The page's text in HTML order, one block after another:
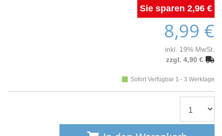
2,96 €
8,99 €
inkl. 19% MwSt.
zzgl. 4,90 €
Sofort Verfügbar 1 - 3 Werktage